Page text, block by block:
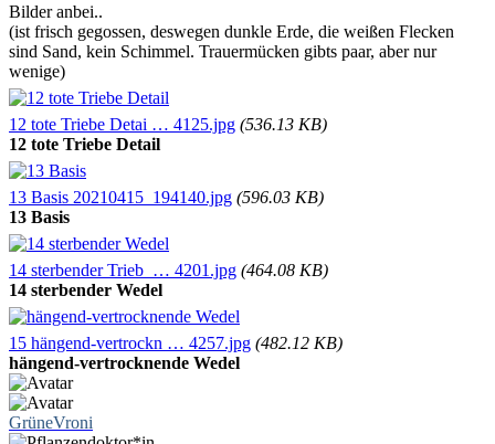
Bilder anbei..
(ist frisch gegossen, deswegen dunkle Erde, die weißen Flecken
sind Sand, kein Schimmel. Trauermücken gibts paar, aber nur
wenige)
12 tote Triebe Detai … 4125.jpg (536.13 KB)
12 tote Triebe Detail
13 Basis 20210415_194140.jpg (596.03 KB)
13 Basis
14 sterbender Trieb … 4201.jpg (464.08 KB)
14 sterbender Wedel
15 hängend-vertrockn … 4257.jpg (482.12 KB)
hängend-vertrocknende Wedel
GrüneVroni